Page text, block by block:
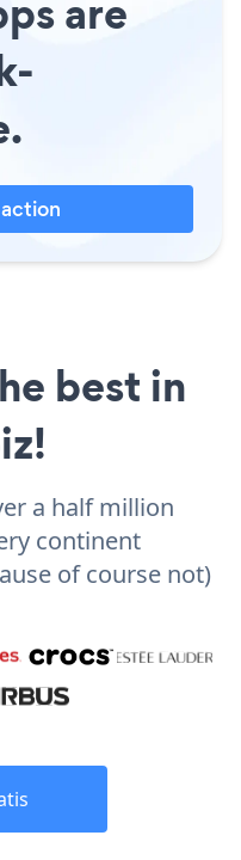
are
best in
a half million
continent
of course not)